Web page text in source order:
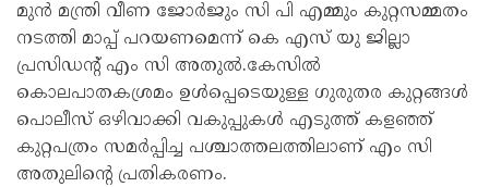
മുൻ മന്ത്രി വീണ ജോർജും സി പി എമ്മും കുറ്റസമ്മതം
നടത്തി മാപ്പ് പറയണമെന്ന് കെ എസ് യു ജില്ലാ
പ്രസിഡന്റ്‌ എം സി അതുൽ.കേസില്‍
കൊലപാതകശ്രമം ഉള്‍പ്പെടെയുള്ള ഗുരുതര കുറ്റങ്ങള്‍
പൊലീസ് ഒഴിവാക്കി വകുപ്പുകൾ എടുത്ത് കളഞ്ഞ്
കുറ്റപത്രം സമർപ്പിച്ച പശ്ചാത്തലത്തിലാണ് എം സി
അതുലിന്റെ പ്രതികരണം.